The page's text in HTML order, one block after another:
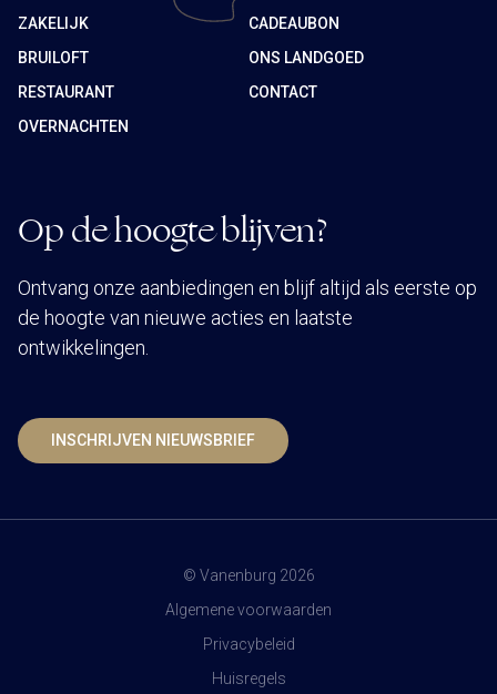
ZAKELIJK
CADEAUBON
BRUILOFT
ONS LANDGOED
RESTAURANT
CONTACT
OVERNACHTEN
Op de hoogte blijven?
Ontvang onze aanbiedingen en blijf altijd als eerste op
de hoogte van nieuwe acties en laatste
ontwikkelingen.
INSCHRIJVEN NIEUWSBRIEF
© Vanenburg 2026
Algemene voorwaarden
Privacybeleid
Huisregels